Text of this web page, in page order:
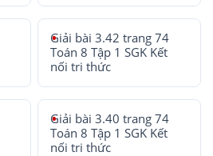
Giải bài 3.42 trang 74
Toán 8 Tập 1 SGK Kết
nối tri thức
Giải bài 3.40 trang 74
Toán 8 Tập 1 SGK Kết
nối tri thức